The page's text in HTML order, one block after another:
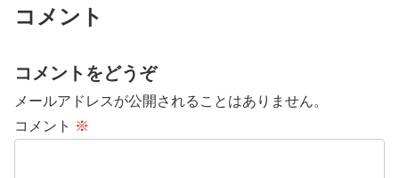
コメント
コメントをどうぞ
メールアドレスが公開されることはありません。
コメント ※